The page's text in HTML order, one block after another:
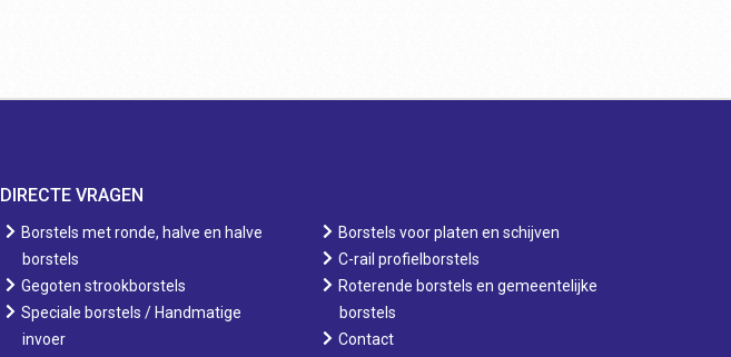
DIRECTE VRAGEN
Borstels met ronde, halve en halve
borstels
Gegoten strookborstels
Speciale borstels / Handmatige
invoer
Borstels voor platen en schijven
C-rail profielborstels
Roterende borstels en gemeentelijke
borstels
Contact